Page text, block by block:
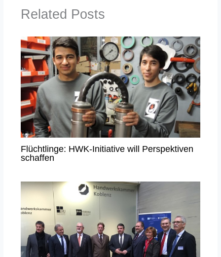
Related Posts
Flüchtlinge: HWK-Initiative will Perspektiven
schaffen